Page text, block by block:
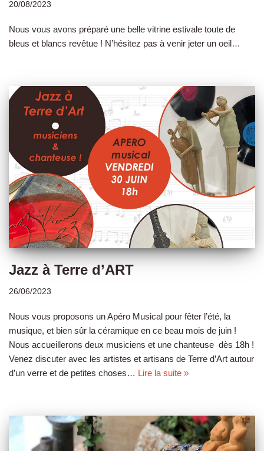
20/08/2023
Nous vous avons préparé une belle vitrine estivale toute de
bleus et blancs revêtue ! N’hésitez pas à venir jeter un oeil…
Jazz à Terre d’ART
26/06/2023
Nous vous proposons un Apéro Musical pour fêter l’été, la
musique, et bien sûr la céramique en ce beau mois de juin !
Nous accueillerons deux musiciens et une chanteuse dès 18h !
Venez discuter avec les artistes et artisans de Terre d’Art autour
d’un verre et de petites choses… Lire la suite »